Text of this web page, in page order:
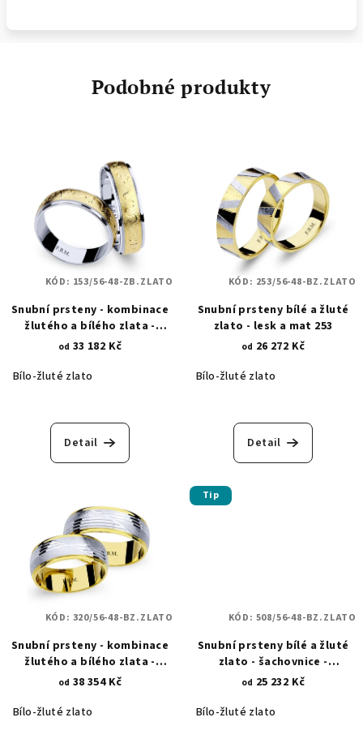
Podobné produkty
Snubní prsteny - kombinace
žlutého a bílého zlata -
klikatá linie 153
od 33 182 Kč
Bílo-žluté zlato
Detail
KÓD: 153/56-48-ZB.ZLATO
Snubní prsteny bílé a žluté
zlato - lesk a mat 253
od 26 272 Kč
Bílo-žluté zlato
Detail
KÓD: 253/56-48-BZ.ZLATO
Snubní prsteny - kombinace
žlutého a bílého zlata -
od 38 354 Kč
Bílo-žluté zlato
KÓD: 320/56-48-BZ.ZLATO
Tip
Snubní prsteny bílé a žluté
zlato - šachovnice -
diamantový brus 508
od 25 232 Kč
Bílo-žluté zlato
KÓD: 508/56-48-BZ.ZLATO